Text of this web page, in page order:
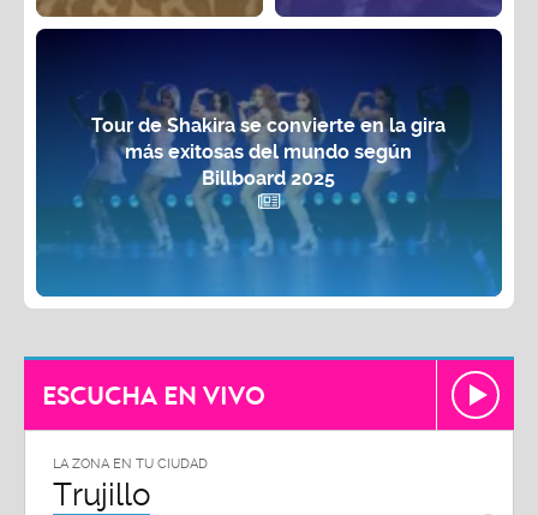
Tour de Shakira se convierte en la gira
más exitosas del mundo según
Billboard 2025
ESCUCHA EN VIVO
LA ZONA EN TU CIUDAD
Chiclayo